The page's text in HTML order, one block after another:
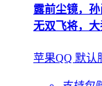
露前尘镜，
无双飞将，
苹果QQ 默认